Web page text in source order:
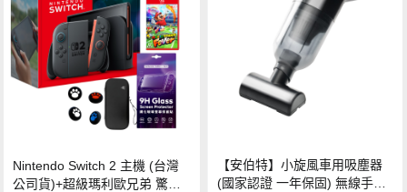
Nintendo Switch 2 主機 (台灣
公司貨)+超級瑪利歐兄弟 驚奇
【安伯特】小旋風車用吸塵器
(國家認證 一年保固) 無線手持